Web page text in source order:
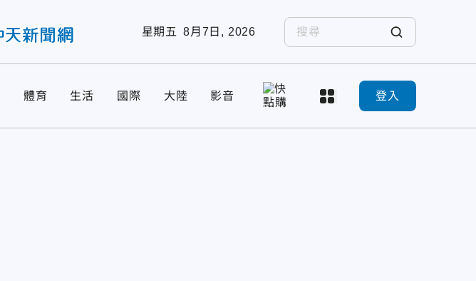
星期五 8月7日, 2026
體育 生活 國際 大陸 影音 登入